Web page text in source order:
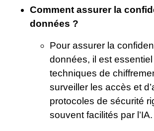
Comment assurer la
données ?
Pour assurer la
données, il est essentiel
techniques de
surveiller les accès et
protocoles de sécurité
souvent facilités par l’IA.